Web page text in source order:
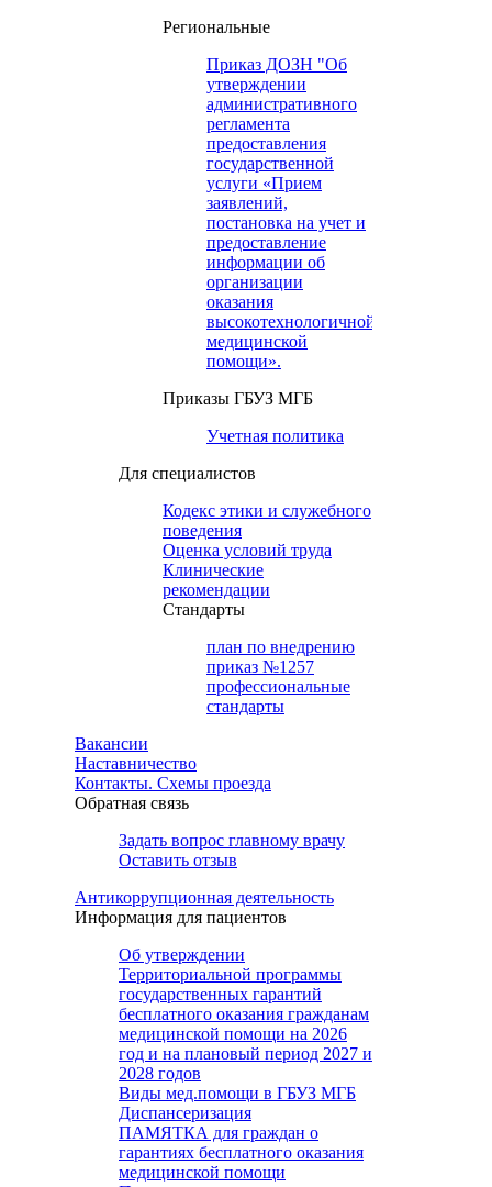
Региональные
Приказ ДОЗН "Об
утверждении
административного
регламента
предоставления
государственной
услуги «Прием
заявлений,
постановка на учет и
предоставление
информации об
организации
оказания
высокотехнологичной
медицинской
помощи».
Приказы ГБУЗ МГБ
Учетная политика
Для специалистов
Кодекс этики и служебного
поведения
Оценка условий труда
Клинические
рекомендации
Cтандарты
план по внедрению
приказ №1257
профессиональные
стандарты
Вакансии
Наставничество
Контакты. Схемы проезда
Обратная связь
Задать вопрос главному врачу
Оставить отзыв
Антикоррупционная деятельность
Информация для пациентов
Об утверждении
Территориальной программы
государственных гарантий
бесплатного оказания гражданам
медицинской помощи на 2026
год и на плановый период 2027 и
2028 годов
Виды мед.помощи в ГБУЗ МГБ
Диспансеризация
ПАМЯТКА для граждан о
гарантиях бесплатного оказания
медицинской помощи